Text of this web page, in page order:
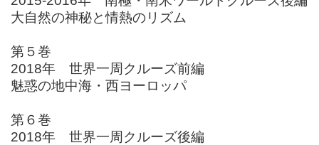
大自然の神秘と情熱のリズム
第５巻
2018年 世界一周クルーズ前編
魅惑の地中海・西ヨーロッパ
第６巻
2018年 世界一周クルーズ後編